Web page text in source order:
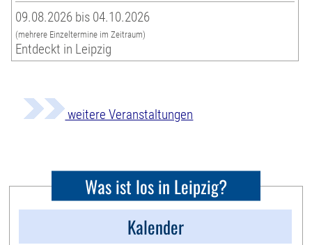
09.08.2026 bis 04.10.2026
(mehrere Einzeltermine im Zeitraum)
Entdeckt in Leipzig
weitere Veranstaltungen
Was ist los in Leipzig?
Kalender